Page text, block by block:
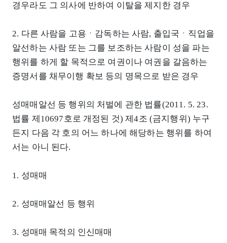
경우라도 그 의사에 반하여 이탈을 제지한 경우
2. 다른 사람을 고용ㆍ감독하는 사람, 출입국ㆍ직업을
알선하는 사람 또는 그를 보조하는 사람이 성을 파는
행위를 하게 할 목적으로 여권이나 여권을 갈음하는
증명서를 채무이행 확보 등의 명목으로 받은 경우
성매매알선 등 행위의 처벌에 관한 법률(2011. 5. 23.
법률 제10697호로 개정된 것) 제4조 (금지행위) 누구
든지 다음 각 호의 어느 하나에 해당하는 행위를 하여
서는 아니 된다.
1. 성매매
2. 성매매알선 등 행위
3. 성매매 목적의 인신매매